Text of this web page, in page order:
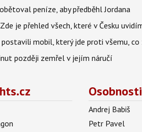
peníze, aby předběhl Jordana
je přehled všech, které v Česku
postavili mobil, který jde proti všemu,
později zemřel v jejím náručí
Andrej Babiš
Petr Pavel